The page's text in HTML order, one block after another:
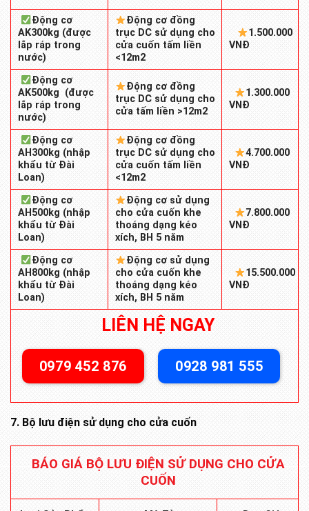
Động cơ
AK300kg (được
lắp ráp trong
nước)
Động cơ đồng
trục DC sử dụng cho
cửa cuốn tấm liền
<12m2
1.500.000
VNĐ
Động cơ
AK500kg (được
lắp ráp trong
nước)
Động cơ đồng
trục DC sử dụng cho
cửa tấm liền >12m2
1.300.000
VNĐ
Động cơ
AH300kg (nhập
khẩu từ Đài
Loan)
Động cơ đồng
trục DC sử dụng cho
cửa cuốn tấm liền
<12m2
4.700.000
VNĐ
Động cơ
AH500kg (nhập
khẩu từ Đài
Loan)
Động cơ sử dụng
cho cửa cuốn khe
thoáng dạng kéo
xích, BH 5 năm
7.800.000
VNĐ
Động cơ
AH800kg (nhập
khẩu từ Đài
Loan)
Động cơ sử dụng
cho cửa cuốn khe
thoáng dạng kéo
xích, BH 5 năm
15.500.000
VNĐ
LIÊN HỆ NGAY
0979 452 876 0928 981 555
7. Bộ lưu điện sử dụng cho cửa cuốn
BÁO GIÁ BỘ LƯU ĐIỆN SỬ DỤNG CHO CỬA
CUỐN